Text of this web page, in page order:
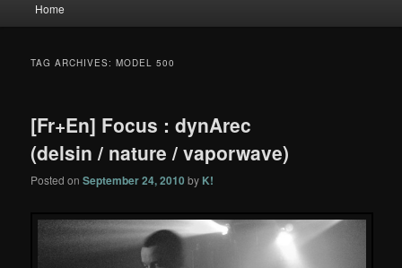
Home
TAG ARCHIVES:MODEL 500
[Fr+En] Focus : dynArec
(delsin / nature / vaporwave)
Posted onSeptember 24, 2010 by K!